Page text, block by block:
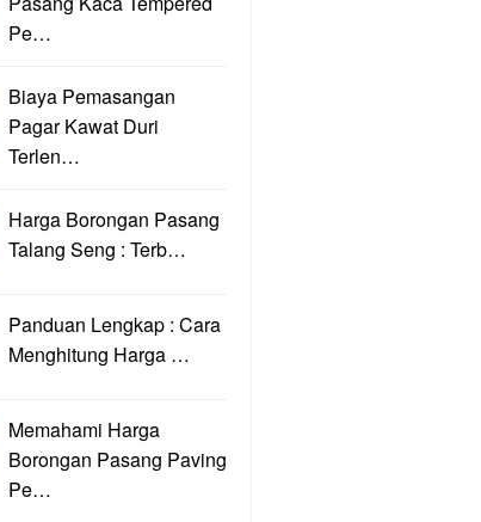
Pe…
Biaya Pemasangan
Pagar Kawat Duri
Terlen…
Harga Borongan Pasang
Talang Seng : Terb…
Panduan Lengkap : Cara
Menghitung Harga …
Memahami Harga
Borongan Pasang Paving
Pe…